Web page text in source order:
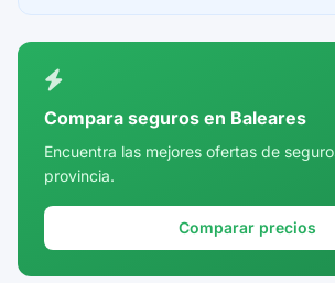
Córdoba
Cuenca
Girona
Compara seguros en Baleares
Encuentra las mejores ofertas de
provincia.
Comparar precios